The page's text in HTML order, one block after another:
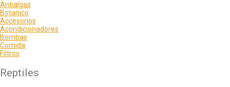
Antialgas
Botanico
Accesorios
Acondicionadores
Bombas
Comida
Filtros
Reptiles